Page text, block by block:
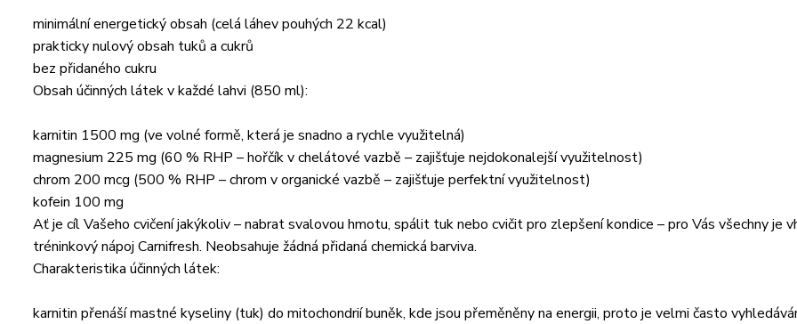
minimální energetický obsah (celá láhev pouhých 22 kcal)
prakticky nulový obsah tuků a cukrů
bez přidaného cukru
Obsah účinných látek v každé lahvi (850 ml):
karnitin 1500 mg (ve volné formě, která je snadno a rychle využitelná)
magnesium 225 mg (60 % RHP – hořčík v chelátové vazbě – zajišťuje nejdokonalejší využitelnost)
chrom 200 mcg (500 % RHP – chrom v organické vazbě – zajišťuje perfektní využitelnost)
kofein 100 mg
Ať je cíl Vašeho cvičení jakýkoliv – nabrat svalovou hmotu, spálit tuk nebo cvičit pro zlepšení kondice – pro Vás všechny je
tréninkový nápoj Carnifresh. Neobsahuje žádná přidaná chemická barviva.
Charakteristika účinných látek:
karnitin přenáší mastné kyseliny (tuk) do mitochondrií buněk, kde jsou přeměněny na energii, proto je velmi často